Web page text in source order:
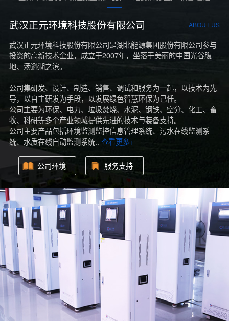
武汉正元环境科技股份有限公司 ABOUT US
武汉正元环境科技股份有限公司是湖北能源集团股份有限公司参与
投资的高新技术企业，成立于2007年，坐落于美丽的中国光谷腹
地、汤逊湖之滨。
公司集研发、设计、制造、销售、调试和服务为一起，以技术为先
导，以自主研发为手段，以发展绿色智慧环保为己任。
公司主要为环保、电力、垃圾焚烧、水泥、钢铁、空分、化工、畜
牧、科研等多个产业领域提供先进的技术与装备支持。
公司主要产品包括环境监测监控信息管理系统、污水在线监测系
统、水质在线自动监测系统.. 查看更多+
公司环境 服务支持